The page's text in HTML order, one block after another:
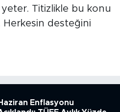
Titizlikle bu konu
Herkesin desteğini
Enflasyonu